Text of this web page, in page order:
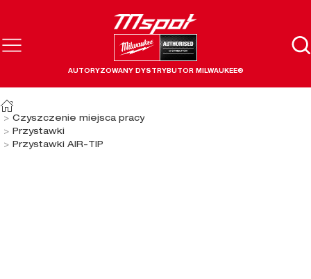
AUTORYZOWANY DYSTRYBUTOR MILWAUKEE®
Czyszczenie miejsca pracy
Przystawki
Przystawki AIR-TIP